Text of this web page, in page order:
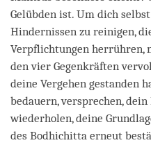
Gelübden ist. Um dich
Hindernissen zu reinigen,
Verpflichtungen herrühren,
den vier Gegenkräften
deine Vergehen gestanden
bedauern, versprechen,
wiederholen, deine
des Bodhichitta erneut